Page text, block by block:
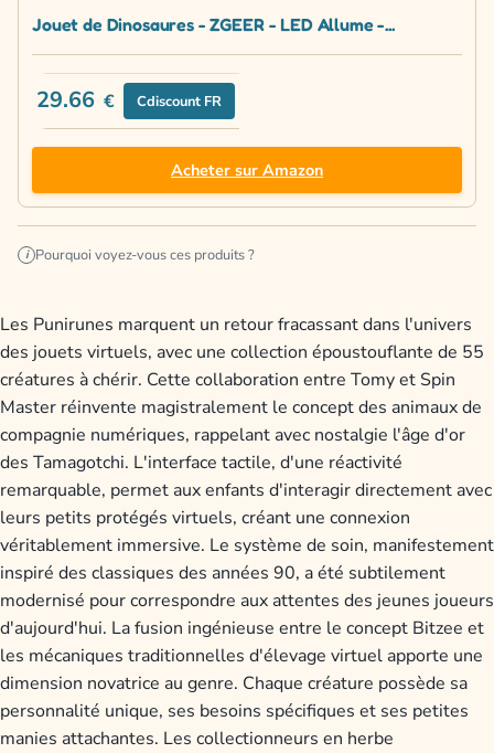
Jouet de Dinosaures - ZGEER - LED Allume -...
29.66 € Cdiscount FR
Acheter sur Amazon
i Pourquoi voyez-vous ces produits ?
Les Punirunes marquent un retour fracassant dans l'univers
des jouets virtuels, avec une collection époustouflante de 55
créatures à chérir. Cette collaboration entre Tomy et Spin
Master réinvente magistralement le concept des animaux de
compagnie numériques, rappelant avec nostalgie l'âge d'or
des Tamagotchi. L'interface tactile, d'une réactivité
remarquable, permet aux enfants d'interagir directement avec
leurs petits protégés virtuels, créant une connexion
véritablement immersive. Le système de soin, manifestement
inspiré des classiques des années 90, a été subtilement
modernisé pour correspondre aux attentes des jeunes joueurs
d'aujourd'hui. La fusion ingénieuse entre le concept Bitzee et
les mécaniques traditionnelles d'élevage virtuel apporte une
dimension novatrice au genre. Chaque créature possède sa
personnalité unique, ses besoins spécifiques et ses petites
manies attachantes. Les collectionneurs en herbe